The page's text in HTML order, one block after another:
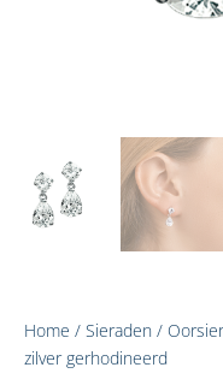
Home / Sieraden /
zilver gerhodineerd